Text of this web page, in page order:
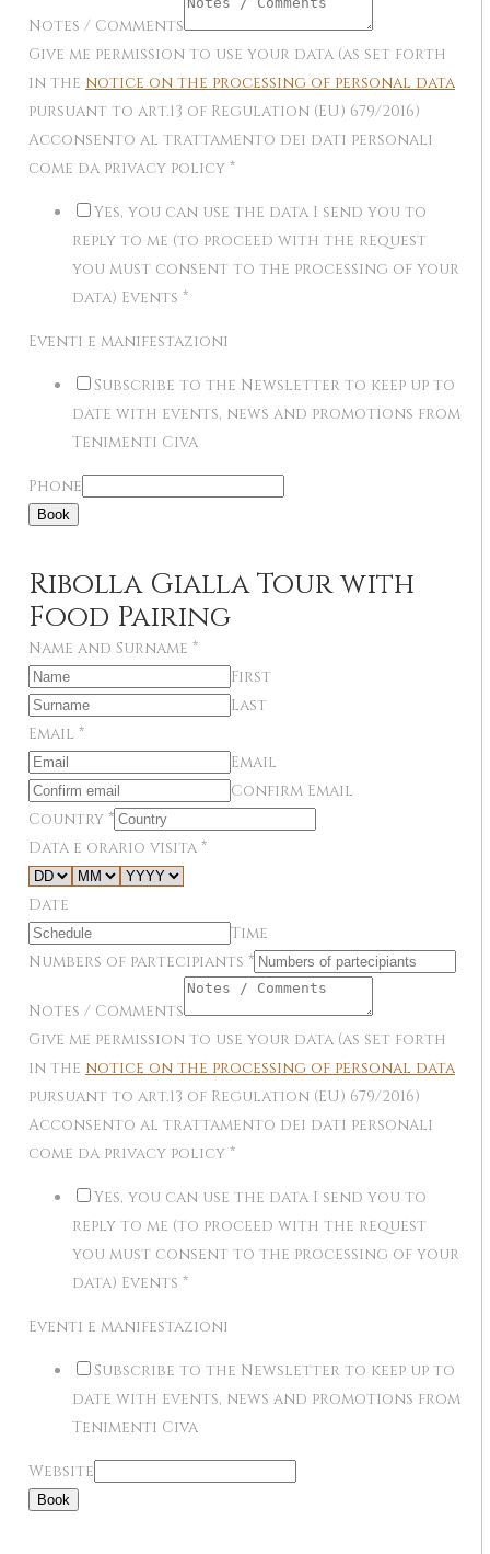
Notes / Comments
Give me permission to use your data (as set forth
in the notice on the processing of personal data
pursuant to art.13 of Regulation (EU) 679/2016)
Acconsento al trattamento dei dati personali
come da privacy policy *
Yes, you can use the data I send you to
reply to me (to proceed with the request
you must consent to the processing of your
data) Events *
Eventi e manifestazioni
Subscribe to the Newsletter to keep up to
date with events, news and promotions from
Tenimenti Civa
Phone
Book
Ribolla Gialla Tour with
Food Pairing
Name and Surname *
First
Last
Email *
Email
Confirm Email
Country *
Data e orario visita *
Date
Time
Numbers of partecipiants *
Notes / Comments
Give me permission to use your data (as set forth
in the notice on the processing of personal data
pursuant to art.13 of Regulation (EU) 679/2016)
Acconsento al trattamento dei dati personali
come da privacy policy *
Yes, you can use the data I send you to
reply to me (to proceed with the request
you must consent to the processing of your
data) Events *
Eventi e manifestazioni
Subscribe to the Newsletter to keep up to
date with events, news and promotions from
Tenimenti Civa
Website
Book